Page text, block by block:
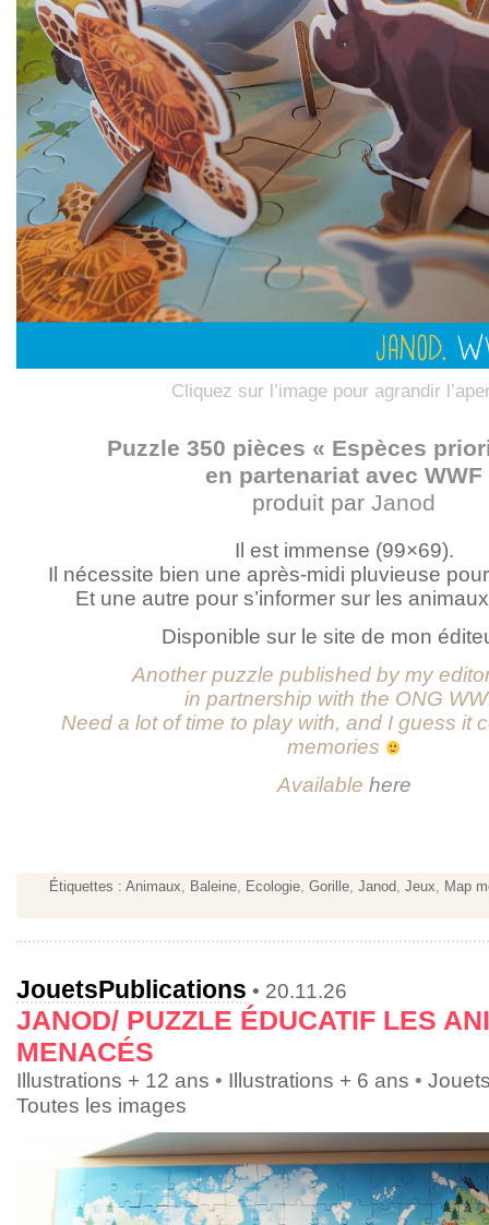
Cliquez sur l’image pour agrandir
Puzzle 350 pièces « Espèces
en partenariat avec WWF
produit par Janod
Il est immense (99×69).
Il nécessite bien une après-midi pluvieuse
Et une autre pour s’informer sur les
Disponible sur le site de mon
Another puzzle published by my
in partnership with the ONG
Need a lot of time to play with, and I guess it
memories
Available here
Étiquettes : Animaux, Baleine, Ecologie, Gorille, Janod, Jeux, Map
JouetsPublications • 20.11.26
JANOD/ PUZZLE ÉDUCATIF LES
MENACÉS
Illustrations + 12 ans • Illustrations + 6 ans •
Toutes les images